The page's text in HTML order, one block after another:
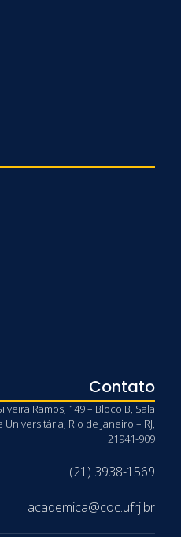
Contato
Ramos, 149 – Bloco B, Sala
Universitária, Rio de Janeiro – RJ,
21941-909
(21) 3938-1569
academica@coc.ufrj.br